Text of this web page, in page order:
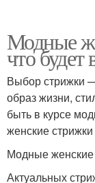
Модные
что будет
Выбор стрижки
образ жизни,
быть в курсе
женские
Модные женские
Актуальных